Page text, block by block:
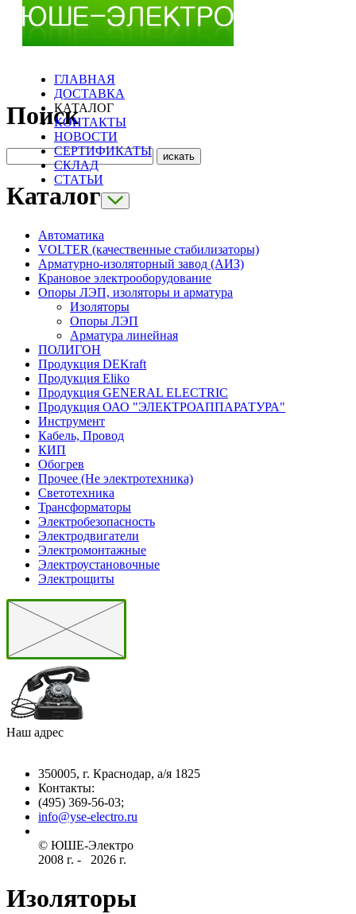
ГЛАВНАЯ
ДОСТАВКА
КАТАЛОГ
КОНТАКТЫ
НОВОСТИ
СЕРТИФИКАТЫ
СКЛАД
СТАТЬИ
Поиск
Каталог
Автоматика
VOLTER (качественные стабилизаторы)
Арматурно-изоляторный завод (АИЗ)
Крановое электрооборудование
Опоры ЛЭП, изоляторы и арматура
Изоляторы
Опоры ЛЭП
Арматура линейная
ПОЛИГОН
Продукция DEKraft
Продукция Eliko
Продукция GENERAL ELECTRIC
Продукция ОАО "ЭЛЕКТРОАППАРАТУРА"
Инструмент
Кабель, Провод
КИП
Обогрев
Прочее (Не электротехника)
Светотехника
Трансформаторы
Электробезопасность
Электродвигатели
Электромонтажные
Электроустановочные
Электрощиты
Наш адрес
350005, г. Краснодар, а/я 1825
Контакты: ­
(495) 369-56-03;
info@yse-electro.ru­
© ЮШЕ-Эл­ектро ­
2008 г­. - ­ ­­­­­
2026 г.
Изоляторы